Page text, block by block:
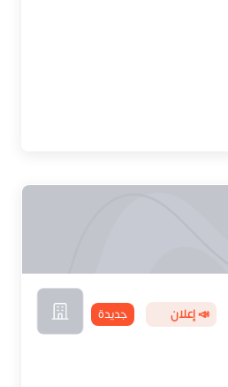
📣 إعلان جديدة